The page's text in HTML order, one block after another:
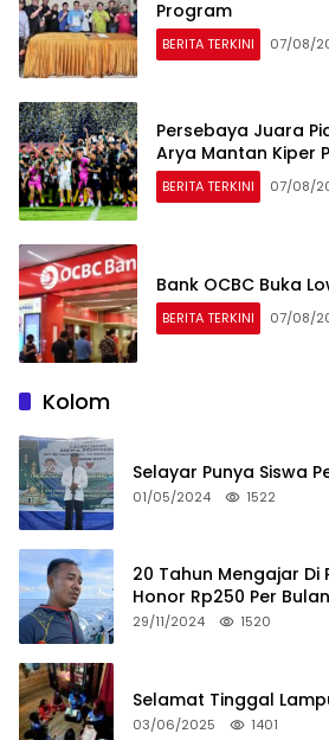
Program
BERITA TERKINI 07/08/
Persebaya Juara
Arya Mantan Kiper
BERITA TERKINI 07/08/
Bank OCBC Buka
BERITA TERKINI 07/08/
Kolom
Selayar Punya Siswa
01/05/2024 1522
20 Tahun Mengajar Di
Honor Rp250 Per Bulan
29/11/2024 1520
Selamat Tinggal
03/06/2025 1401